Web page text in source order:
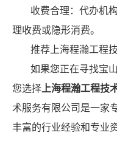
收费合理：代办机
理收费或隐形消费。
推荐上海程瀚工程
如果您正在寻找宝
您选择 上海程瀚工程技
术服务有限公司是一家
丰富的行业经验和专业